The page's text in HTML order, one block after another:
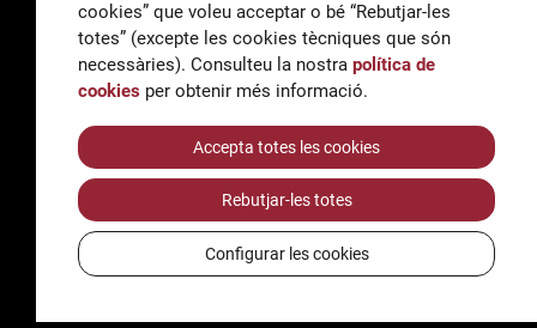
Informació
informacio@escoladeltreball.org
AccessibilitatAvís legal i Política de Privacitat
Política de cookies
Crèdits
cookies” que voleu acceptar o bé “Rebutjar-les
totes” (excepte les cookies tècniques que són
necessàries). Consulteu la nostra política de
cookies per obtenir més informació.
Accepta totes les cookies
Rebutjar-les totes
Configurar les cookies